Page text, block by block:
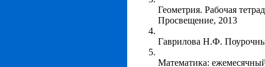
Геометрия. Рабочая
Просвещение, 2013
Гаврилова Н.Ф.
Математика: